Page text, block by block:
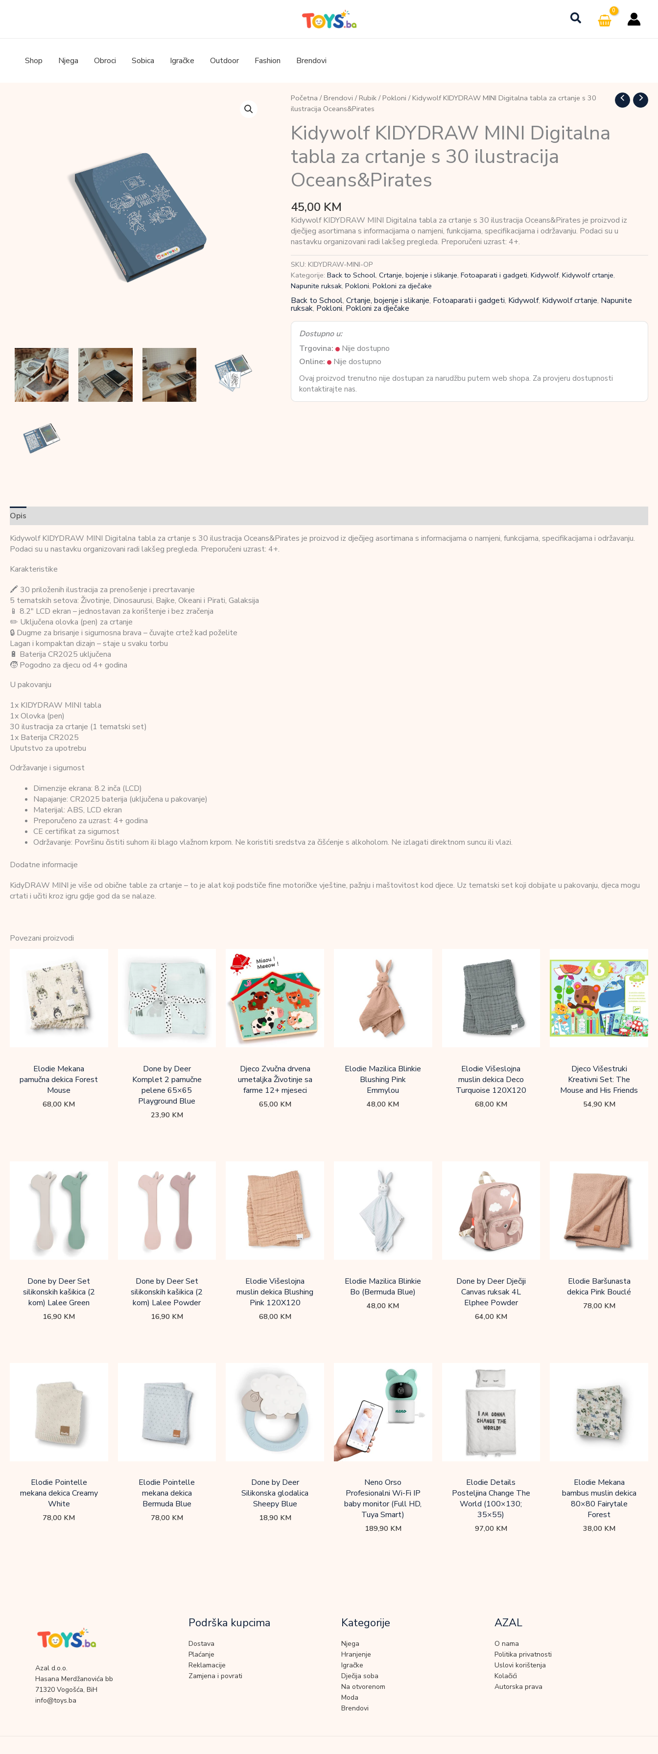
Shop Njega Obroci Sobica Igračke Outdoor Fashion Brendovi
Početna / Brendovi / Rubik/ Pokloni / Kidywolf KIDYDRAW MINI Digitalna tabla za crtanje s 30
ilustracija Oceans&Pirates
Kidywolf KIDYDRAW MINI Digitalna
tabla za crtanje s 30 ilustracija
Oceans&Pirates
45,00 KM
Kidywolf KIDYDRAW MINI Digitalna tabla za crtanje s 30 ilustracija Oceans&Pirates je proizvod iz
dječijeg asortimana s informacijama o namjeni, funkcijama, specifikacijama i održavanju. Podaci su u
nastavku organizovani radi lakšeg pregleda. Preporučeni uzrast: 4+.
SKU: KIDYDRAW-MINI-OP
Kategorije: Back to School, Crtanje, bojenje i slikanje, Fotoaparati i gadgeti, Kidywolf, Kidywolf crtanje,
Napunite ruksak, Pokloni, Pokloni za dječake
Back to School, Crtanje, bojenje i slikanje, Fotoaparati i gadgeti, Kidywolf, Kidywolf crtanje, Napunite
ruksak, Pokloni, Pokloni za dječake
Dostupno u:
Trgovina:
Nije dostupno
Online:
Nije dostupno
Ovaj proizvod trenutno nije dostupan za narudžbu putem web shopa. Za provjeru dostupnosti
kontaktirajte nas.
Opis
Kidywolf KIDYDRAW MINI Digitalna tabla za crtanje s 30 ilustracija Oceans&Pirates je proizvod iz dječijeg asortimana s informacijama o namjeni, funkcijama, specifikacijama i održavanju.
Podaci su u nastavku organizovani radi lakšeg pregleda. Preporučeni uzrast: 4+.
Karakteristike
🖍️ 30 priloženih ilustracija za prenošenje i precrtavanje
5 tematskih setova: Životinje, Dinosaurusi, Bajke, Okeani i Pirati, Galaksija
📱 8.2″ LCD ekran – jednostavan za korištenje i bez zračenja
✏️ Uključena olovka (pen) za crtanje
🔒 Dugme za brisanje i sigurnosna brava – čuvajte crtež kad poželite
Lagan i kompaktan dizajn – staje u svaku torbu
🔋 Baterija CR2025 uključena
🧒 Pogodno za djecu od 4+ godina
U pakovanju
1x KIDYDRAW MINI tabla
1x Olovka (pen)
30 ilustracija za crtanje (1 tematski set)
1x Baterija CR2025
Uputstvo za upotrebu
Održavanje i sigurnost
Dimenzije ekrana: 8.2 inča (LCD)
Napajanje: CR2025 baterija (uključena u pakovanje)
Materijal: ABS, LCD ekran
Preporučeno za uzrast: 4+ godina
CE certifikat za sigurnost
Održavanje: Površinu čistiti suhom ili blago vlažnom krpom. Ne koristiti sredstva za čišćenje s alkoholom. Ne izlagati direktnom suncu ili vlazi.
Dodatne informacije
KidyDRAW MINI je više od obične table za crtanje – to je alat koji podstiče fine motoričke vještine, pažnju i maštovitost kod djece. Uz tematski set koji dobijate u pakovanju, djeca mogu
crtati i učiti kroz igru gdje god da se nalaze.
Povezani proizvodi
Elodie Mekana
pamučna dekica Forest
Mouse
68,00 KM
Done by Deer
Komplet 2 pamučne
pelene 65×65
Playground Blue
23,90 KM
Djeco Zvučna drvena
umetaljka Životinje sa
farme 12+ mjeseci
65,00 KM
Elodie Mazilica Blinkie
Blushing Pink
Emmylou
48,00 KM
Elodie Višeslojna
muslin dekica Deco
Turquoise 120X120
68,00 KM
Djeco Višestruki
Kreativni Set: The
Mouse and His Friends
54,90 KM
Done by Deer Set
silikonskih kašikica (2
kom) Lalee Green
16,90 KM
Done by Deer Set
silikonskih kašikica (2
kom) Lalee Powder
16,90 KM
Elodie Višeslojna
muslin dekica Blushing
Pink 120X120
68,00 KM
Elodie Mazilica Blinkie
Bo (Bermuda Blue)
48,00 KM
Done by Deer Dječiji
Canvas ruksak 4L
Elphee Powder
64,00 KM
Elodie Baršunasta
dekica Pink Bouclé
78,00 KM
Elodie Pointelle
mekana dekica Creamy
White
78,00 KM
Elodie Pointelle
mekana dekica
Bermuda Blue
78,00 KM
Done by Deer
Silikonska glodalica
Sheepy Blue
18,90 KM
Neno Orso
Profesionalni Wi-Fi IP
baby monitor (Full HD,
Tuya Smart)
189,90 KM
Elodie Details
Posteljina Change The
World (100×130;
35×55)
97,00 KM
Elodie Mekana
bambus muslin dekica
80×80 Fairytale
Forest
38,00 KM
Azal d.o.o.
Hasana Merdžanovića bb
71320 Vogošća, BiH
info@toys.ba
Podrška kupcima
Dostava
Plaćanje
Reklamacije
Zamjena i povrati
Kategorije
Njega
Hranjenje
Igračke
Dječija soba
Na otvorenom
Moda
Brendovi
AZAL
O nama
Politika privatnosti
Uslovi korištenja
Kolačići
Autorska prava